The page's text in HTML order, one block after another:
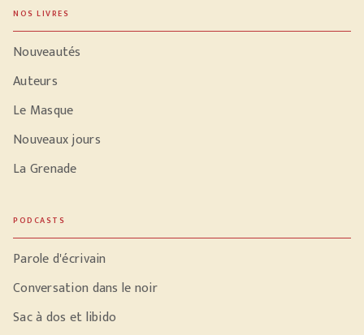
NOS LIVRES
Nouveautés
Auteurs
Le Masque
Nouveaux jours
La Grenade
PODCASTS
Parole d'écrivain
Conversation dans le noir
Sac à dos et libido